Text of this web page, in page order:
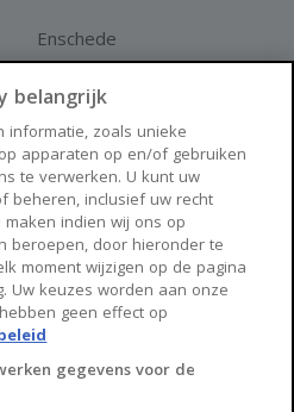
Enschede
Zwolle
belangrijk
informatie, zoals unieke
apparaten op en/of gebruiken
te verwerken. U kunt uw
beheren, inclusief uw recht
indien wij ons op
beroepen, door hieronder te
moment wijzigen op de pagina
Uw keuzes worden aan onze
geen effect op
gegevens voor de